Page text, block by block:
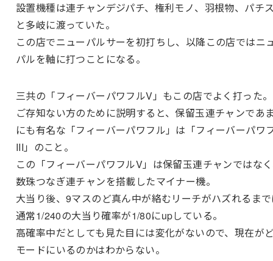
設置機種は連チャンデジパチ、権利モノ、羽根物、パチ
と多岐に渡っていた。
この店でニューパルサーを初打ちし、以降この店ではニ
パルを軸に打つことになる。
三共の「フィーバーパワフルV」もこの店でよく打った。
ご存知ない方のために説明すると、保留玉連チャンであ
にも有名な「フィーバーパワフル」は「フィーバーパワ
III」のこと。
この「フィーバーパワフルV」は保留玉連チャンではな
数珠つなぎ連チャンを搭載したマイナー機。
大当り後、9マスのど真ん中が絡むリーチがハズれるま
通常1/240の大当り確率が1/80にupしている。
高確率中だとしても見た目には変化がないので、現在が
モードにいるのかはわからない。